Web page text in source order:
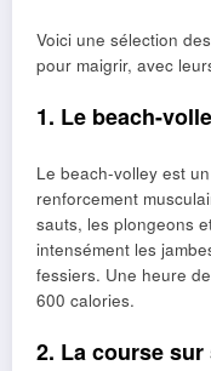
Voici une sélection
pour maigrir, avec
1. Le beach-
Le beach-volley est
renforcement
sauts, les plongeons
intensément les
fessiers. Une heure
600 calories.
2. La course sur